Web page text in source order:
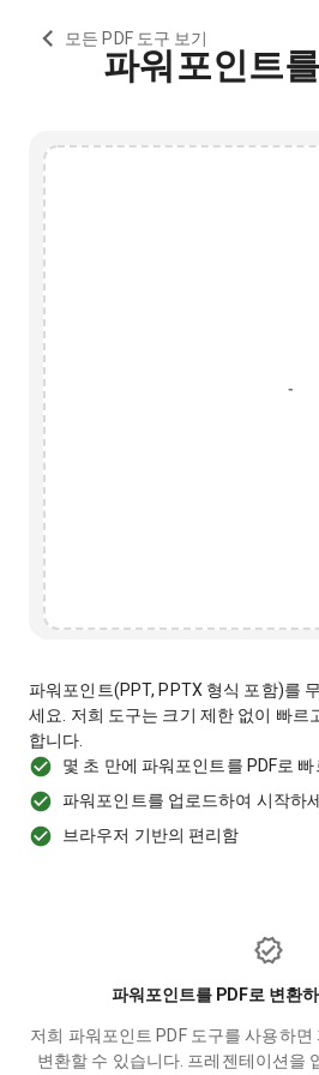
모든 PDF 도구 보기
파워포인트
파워포인트(PPT, PPTX 형식 포함)를
세요. 저희 도구는 크기 제한 없이 빠르
합니다.
몇 초 만에 파워포인트를 PDF로
파워포인트를 업로드하여 시작하
브라우저 기반의 편리함
파워포인트를 PDF로 변환
저희 파워포인트 PDF 도구를 사용하면
변환할 수 있습니다. 프레젠테이션을